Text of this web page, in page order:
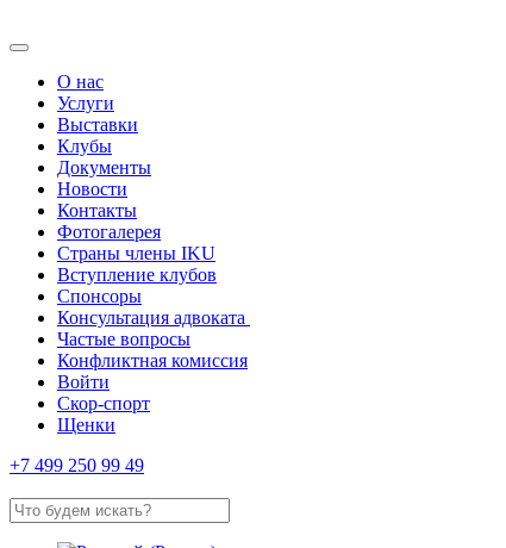
О нас
Услуги
Выставки
Клубы
Документы
Новости
Контакты
Фотогалерея
Страны члены IKU
Вступление клубов​
Спонсоры
Консультация адвоката ​
Частые вопросы
Конфликтная комиссия
Войти
Скор-спорт
Щенки
+7 499 250 99 49